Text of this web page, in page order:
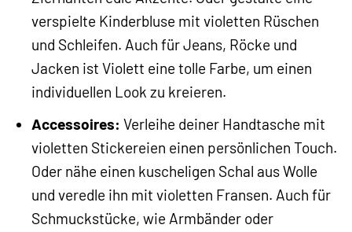
verspielte Kinderbluse mit violetten Rüschen
und Schleifen. Auch für Jeans, Röcke und
Jacken ist Violett eine tolle Farbe, um einen
individuellen Look zu kreieren.
Accessoires: Verleihe deiner Handtasche mit
violetten Stickereien einen persönlichen Touch.
Oder nähe einen kuscheligen Schal aus Wolle
und veredle ihn mit violetten Fransen. Auch für
Schmuckstücke, wie Armbänder oder